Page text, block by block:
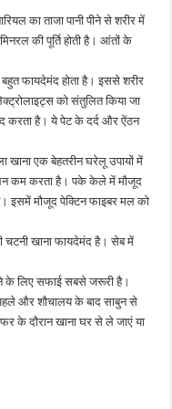
का ताजा पानी पीने से शरीर में
की पूर्ति होती है। आंतों के
बहुत फायदेमंद होता है। इससे शरीर
को संतुलित किया जा
करता है। ये पेट के दर्द और ऐंठन
खाना एक बेहतरीन घरेलू उपायों में
कम करता है। पके केले में मौजूद
इसमें मौजूद पेक्टिन फाइबर मल को
चटनी खाना फायदेमंद है। सेब में
के लिए सफाई सबसे जरूरी है।
और शौचालय के बाद साबुन से
के दौरान खाना घर से ले जाएं या